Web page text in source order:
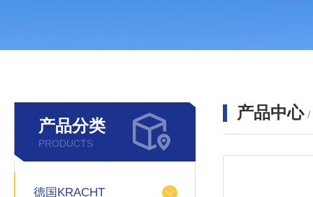
产品分类
PRODUCTS
德国KRACHT
产品中心 /